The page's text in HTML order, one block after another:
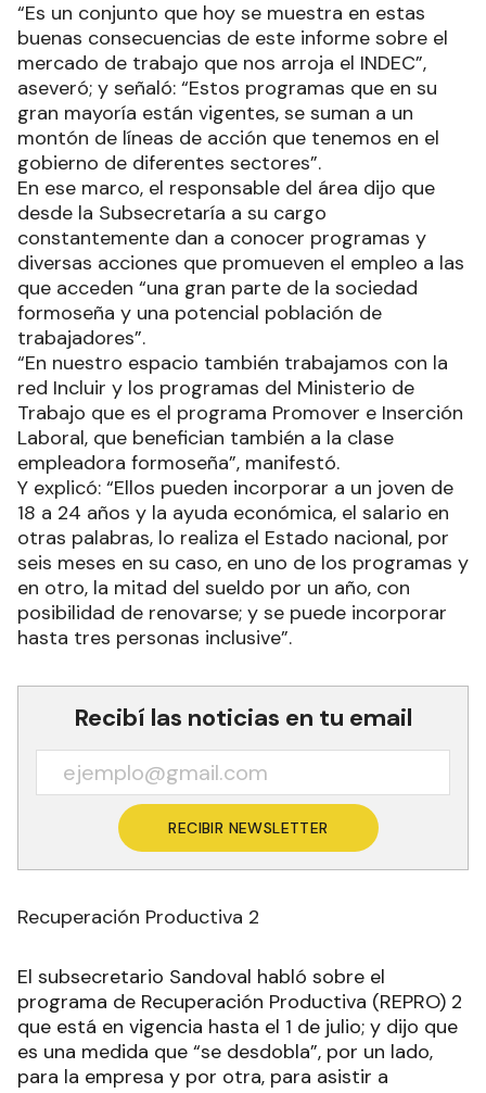
“Es un conjunto que hoy se muestra en estas
buenas consecuencias de este informe sobre el
mercado de trabajo que nos arroja el INDEC”,
aseveró; y señaló: “Estos programas que en su
gran mayoría están vigentes, se suman a un
montón de líneas de acción que tenemos en el
gobierno de diferentes sectores”.
En ese marco, el responsable del área dijo que
desde la Subsecretaría a su cargo
constantemente dan a conocer programas y
diversas acciones que promueven el empleo a las
que acceden “una gran parte de la sociedad
formoseña y una potencial población de
trabajadores”.
“En nuestro espacio también trabajamos con la
red Incluir y los programas del Ministerio de
Trabajo que es el programa Promover e Inserción
Laboral, que benefician también a la clase
empleadora formoseña”, manifestó.
Y explicó: “Ellos pueden incorporar a un joven de
18 a 24 años y la ayuda económica, el salario en
otras palabras, lo realiza el Estado nacional, por
seis meses en su caso, en uno de los programas y
en otro, la mitad del sueldo por un año, con
posibilidad de renovarse; y se puede incorporar
hasta tres personas inclusive”.
Recibí las noticias en tu email
RECIBIR NEWSLETTER
Recuperación Productiva 2
El subsecretario Sandoval habló sobre el
programa de Recuperación Productiva (REPRO) 2
que está en vigencia hasta el 1 de julio; y dijo que
es una medida que “se desdobla”, por un lado,
para la empresa y por otra, para asistir a